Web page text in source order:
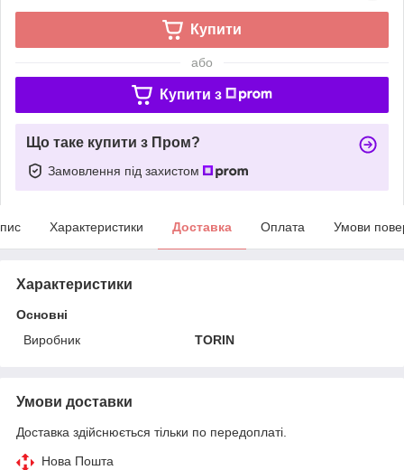
Купити
або
Купити з
Що таке купити з Пром?
Замовлення під захистом
Характеристики Доставка Оплата Умови
Характеристики
Основні
Виробник
TORIN
Умови доставки
Доставка здійснюється тільки по передоплаті.
Нова Пошта